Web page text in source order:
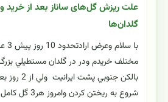
علت ریزش گل‌های ساناز بعد از خرید
گلدان‌ها
با
مختلف خريدم ودر در گلدان مستطيلي
بالكن جنوبي
شروع به ريختن